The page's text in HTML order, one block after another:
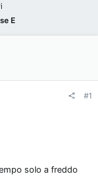
E
#1
solo a freddo